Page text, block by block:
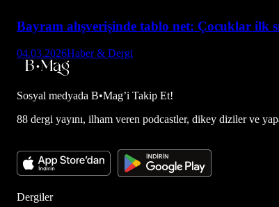
Bayram alışverişinde tablo net: Çocuklar ilk
04.03.2026Haber & Dergi
Sosyal medyada B•Mag’i Takip Et!
88 dergi yayını, ilham veren podcastler, dikey diziler ve
Dergiler